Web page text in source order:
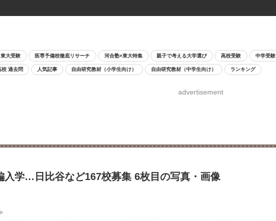
東大受験 医専予備校徹底リサーチ 河合塾×東大特集 親子で考える大学選び 高校受験 中学受験
校 過去問 人気記事 自由研究教材（小学生向け） 自由研究教材（中学生向け） ランキング
advertisement
入学…日比谷など167校募集 6枚目の写真・画像